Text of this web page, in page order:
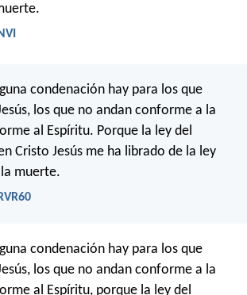
condenación hay para los que
los que no andan conforme a la
al Espíritu. Porque la ley del
Cristo Jesús me ha librado de la ley
muerte.
condenación hay para los que
los que no andan conforme a la
al Espíritu, porque la ley del